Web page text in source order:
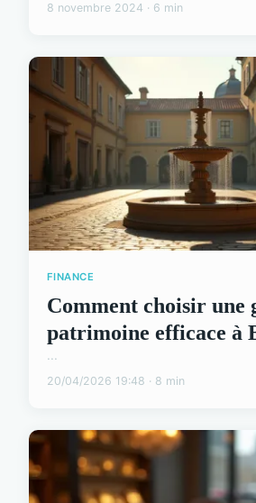
8 novembre 2024 · 6 min
FINANCE
Comment choisir une
patrimoine efficace à
...
20/04/2026 19:48 · 8 min